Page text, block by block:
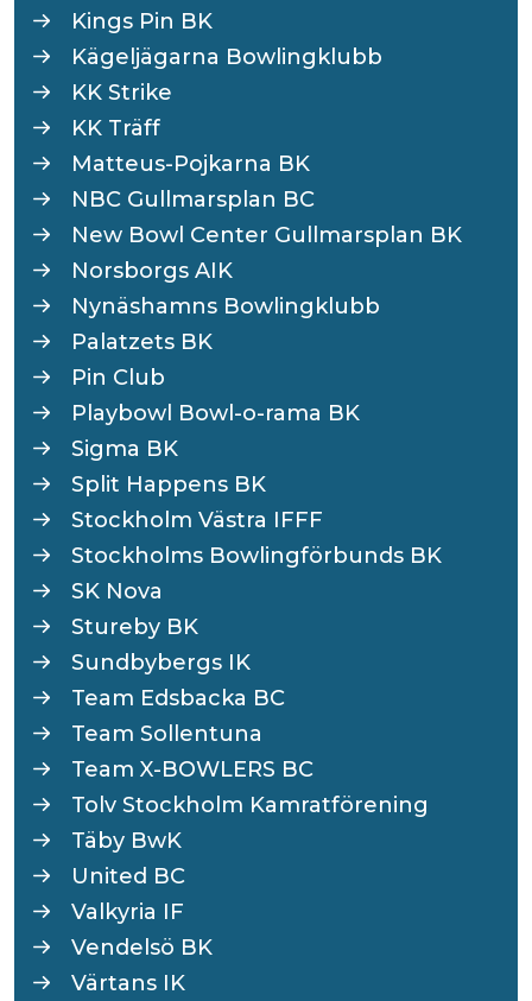
Kings Pin BK
Kägeljägarna Bowlingklubb
KK Strike
KK Träff
Matteus-Pojkarna BK
NBC Gullmarsplan BC
New Bowl Center Gullmarsplan BK
Norsborgs AIK
Nynäshamns Bowlingklubb
Palatzets BK
Pin Club
Playbowl Bowl-o-rama BK
Sigma BK
Split Happens BK
Stockholm Västra IFFF
Stockholms Bowlingförbunds BK
SK Nova
Stureby BK
Sundbybergs IK
Team Edsbacka BC
Team Sollentuna
Team X-BOWLERS BC
Tolv Stockholm Kamratförening
Täby BwK
United BC
Valkyria IF
Vendelsö BK
Värtans IK